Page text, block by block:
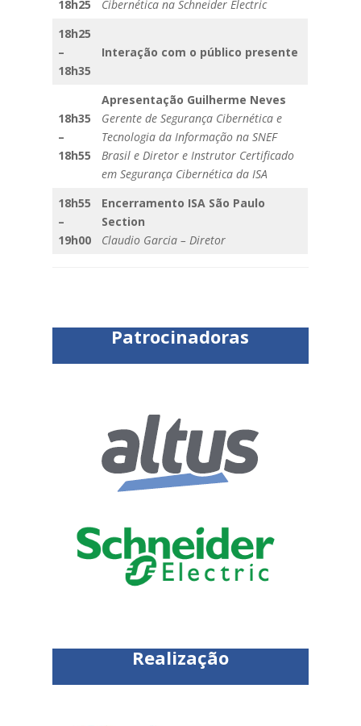
18h25
Cibernética na Schneider Electric
18h25
–
18h35
Interação com o público presente
18h35
–
18h55
Apresentação Guilherme Neves
Gerente de Segurança Cibernética e
Tecnologia da Informação na SNEF
Brasil e Diretor e Instrutor Certificado
em Segurança Cibernética da ISA
18h55
–
19h00
Encerramento ISA São Paulo
Section
Claudio Garcia – Diretor
Patrocinadoras
Realização